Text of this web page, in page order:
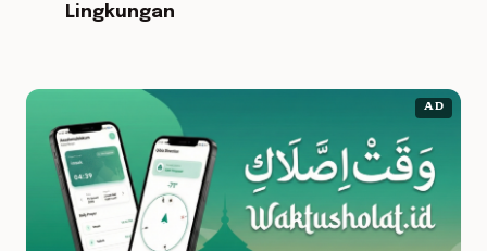
Lingkungan
AD